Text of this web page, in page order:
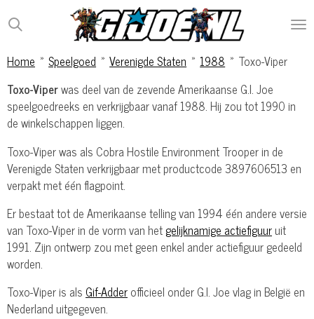
Ga
direct
de
hoofdinhoud
Home » Speelgoed » Verenigde Staten » 1988 » Toxo-Viper
Toxo-Viperwas deel van de zevende Amerikaanse G.I. Joe
speelgoedreeks en verkrijgbaar vanaf 1988. Hij zou tot 1990 in
de winkelschappen liggen.
Toxo-Viper was als Cobra Hostile Environment Trooper in de
Verenigde Staten verkrijgbaar met productcode 3897606513 en
verpakt met één flagpoint.
Er bestaat tot de Amerikaanse telling van 1994 één andere versie
van Toxo-Viper in de vorm van hetgelijknamige actiefiguuruit
1991. Zijn ontwerp zou met geen enkel ander actiefiguur gedeeld
worden.
Toxo-Viper is als Gif-Adderofficieel onder G.I. Joe vlag in België en
Nederland uitgegeven.